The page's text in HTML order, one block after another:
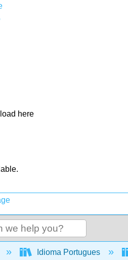
here
global hierarchy
Idioma Portugues